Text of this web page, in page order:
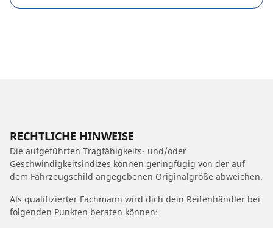
RECHTLICHE HINWEISE
Die aufgeführten Tragfähigkeits- und/oder
Geschwindigkeitsindizes können geringfügig von der auf
dem Fahrzeugschild angegebenen Originalgröße abweichen.
Als qualifizierter Fachmann wird dich dein Reifenhändler bei
folgenden Punkten beraten können: